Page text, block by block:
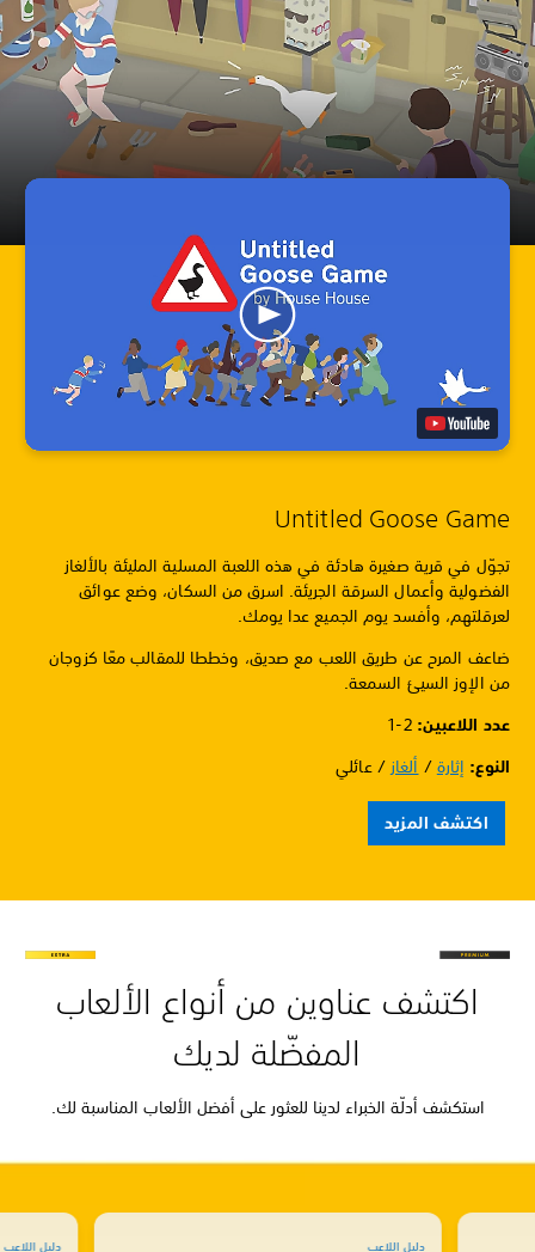
Untitled Goose Game
تجوّل في قرية صغيرة هادئة في هذه اللعبة المسلية المليئة بالألغاز
الفضولية وأعمال السرقة الجريئة. اسرق من السكان، وضع عوائق
لعرقلتهم، وأفسد يوم الجميع عدا يومك.
ضاعف المرح عن طريق اللعب مع صديق، وخططا للمقالب معًا كزوجان
من الإوز السيئ السمعة.
عدد اللاعبين: ‏1-2
النوع: إثارة / ألغاز / عائلي
اكتشف المزيد
اكتشف عناوين من أنواع الألعاب
المفضّلة لديك
استكشف أدلّة الخبراء لدينا للعثور على أفضل الألعاب المناسبة لك.
دليل اللاعب دليل اللاعب